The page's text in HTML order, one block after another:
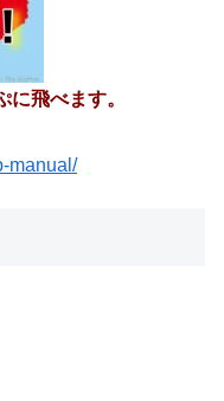
飛べます。
manual/